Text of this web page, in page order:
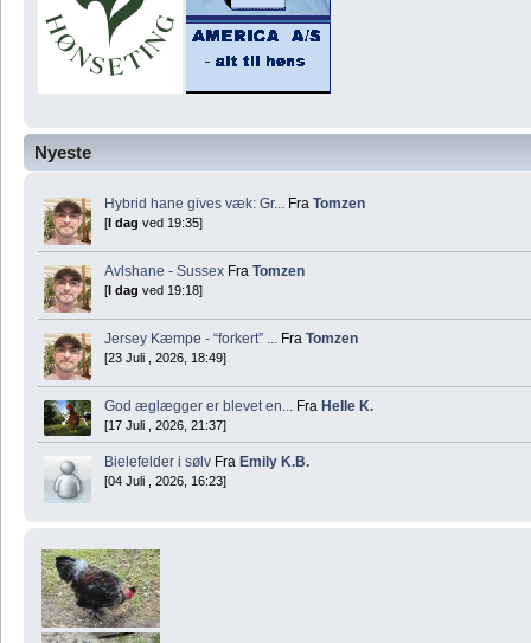
Nyeste
Hybrid hane gives væk: Gr... Fra Tomzen
[I dag ved 19:35]
Avlshane - Sussex Fra Tomzen
[I dag ved 19:18]
Jersey Kæmpe - “forkert” ... Fra Tomzen
[23 Juli , 2026, 18:49]
God æglægger er blevet en... Fra Helle K.
[17 Juli , 2026, 21:37]
Bielefelder i sølv Fra Emily K.B.
[04 Juli , 2026, 16:23]